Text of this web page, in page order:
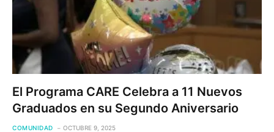
El Programa CARE Celebra a 11 Nuevos
Graduados en su Segundo Aniversario
COMUNIDAD OCTUBRE 9, 2025